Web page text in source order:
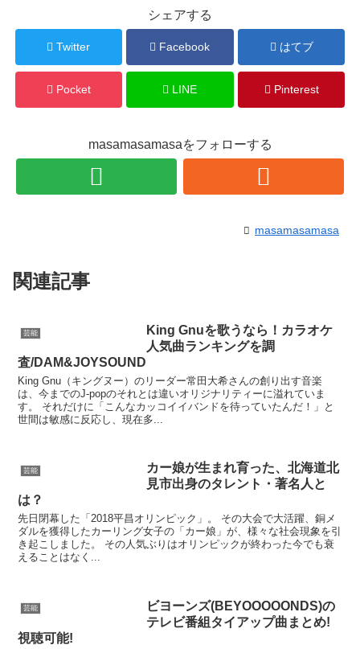
シェアする
Twitter Facebook はてブ
Pocket LINE Pinterest
masamasamasaをフォローする
masamasamasa
関連記事
芸能
King Gnuを歌うなら！カラオケ
人気曲ランキングを調
査/DAM&JOYSOUND
King Gnu（キングヌー）のリーダー常田大希さんの創り出す音楽
は、今までのJ-popのそれとは違いオリジナリティーに溢れていま
す。 それだけに「こんなカッコイイバンドを待っていたんだ！」と
世間は敏感に反応し、現在多...
芸能
カー娘が生まれ育った、北海道北
見市出身のタレント・著名人と
は？
先日閉幕した「2018平昌オリンピック」。 その大会で大活躍、銅メ
ダルを獲得したカーリング女子の「カー娘」が、様々な社会現象を引
き起こしました。 その人気ぶりはオリンピックが終わった今でも衰
えることはなく...
芸能
ビヨーンズ(BEYOOOOONDS)の
テレビ番組タイアップ曲まとめ!
視聴可能!